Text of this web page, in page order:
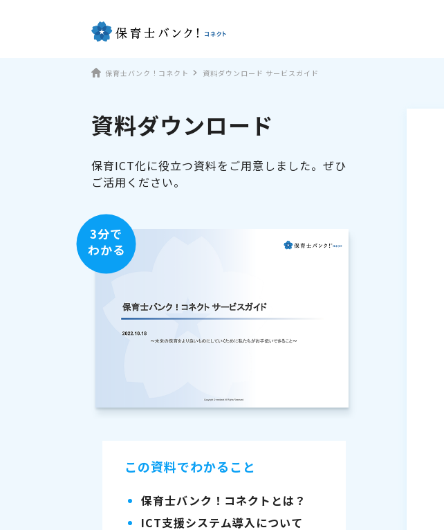
保育士バンク！コネクト 資料ダウンロード サービスガイド
資料ダウンロード
保育ICT化に役立つ資料をご用意しました。ぜひ
ご活用ください。
3分で
わかる
この資料でわかること
保育士バンク！コネクトとは？
ICT支援システム導入について